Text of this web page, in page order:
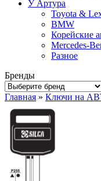
У Артура
Toyota &
BMW
Корейские
Mercedes-
Разное
Бренды
Главная » Ключи на